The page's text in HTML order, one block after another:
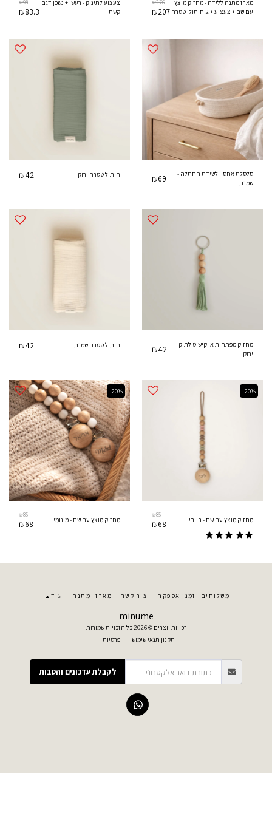
מארז מתנה ללידה - מחזיק מוצץ
עם שם + צעצוע + 2 חיתולי טטרה
₪276
₪207
צעצוע לתינוק - רעשן + נשכן דגם
קשת
₪98
₪83.3
סלסלת אחסון לשידת החתלה -
שמנת
₪69 חיתול טטרה ירוק ₪42
מחזיק מפתחות או קישוט לתיק -
ירוק
₪42 חיתול טטרה שמנת ₪42
-20%
מחזיק מוצץ עם שם - בייבי
₪85
₪68
-20%
מחזיק מוצץ עם שם - מינומי
₪85
₪68
minume
זכויות יוצרים © 2026 כל הזכויות שמורות
תקנון תנאי שימוש |פרטיות
משלוחים וזמני אספקה צור קשר מארזי מתנה עוד
לקבלת עדכונים והטבות